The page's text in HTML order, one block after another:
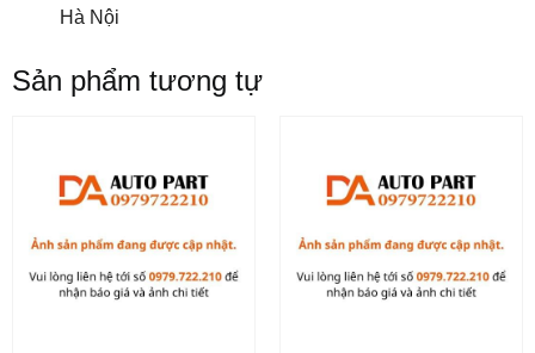
Hà Nội
Sản phẩm tương tự